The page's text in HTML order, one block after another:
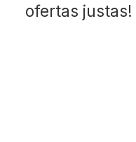
ofertas justas!